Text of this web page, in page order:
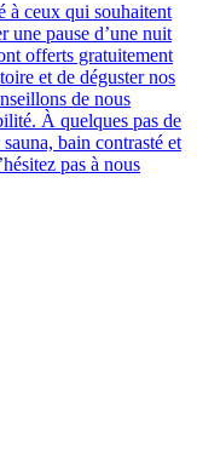
à ceux qui souhaitent
une pause d’une nuit
offerts gratuitement
et de déguster nos
de nous
À quelques pas de
bain contrasté et
pas à nous